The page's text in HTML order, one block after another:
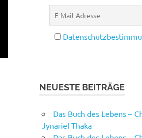
NEUESTE BEITRÄGE
Das Buch des Lebens –
Jynariel Thaka